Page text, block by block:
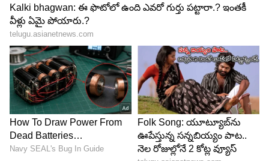
4
5
Image Credit :Asianet News